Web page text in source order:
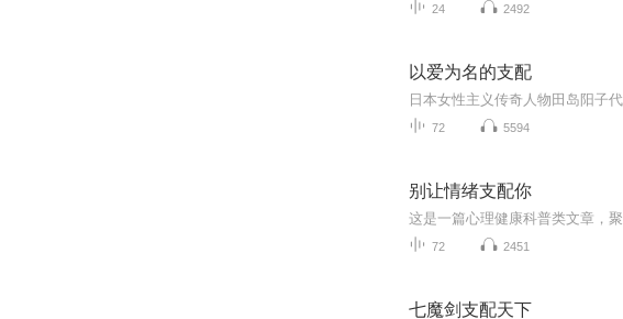
24 2492
以爱为名的支配
72 5594
别让情绪支配你
72 2451
七魔剑支配天下